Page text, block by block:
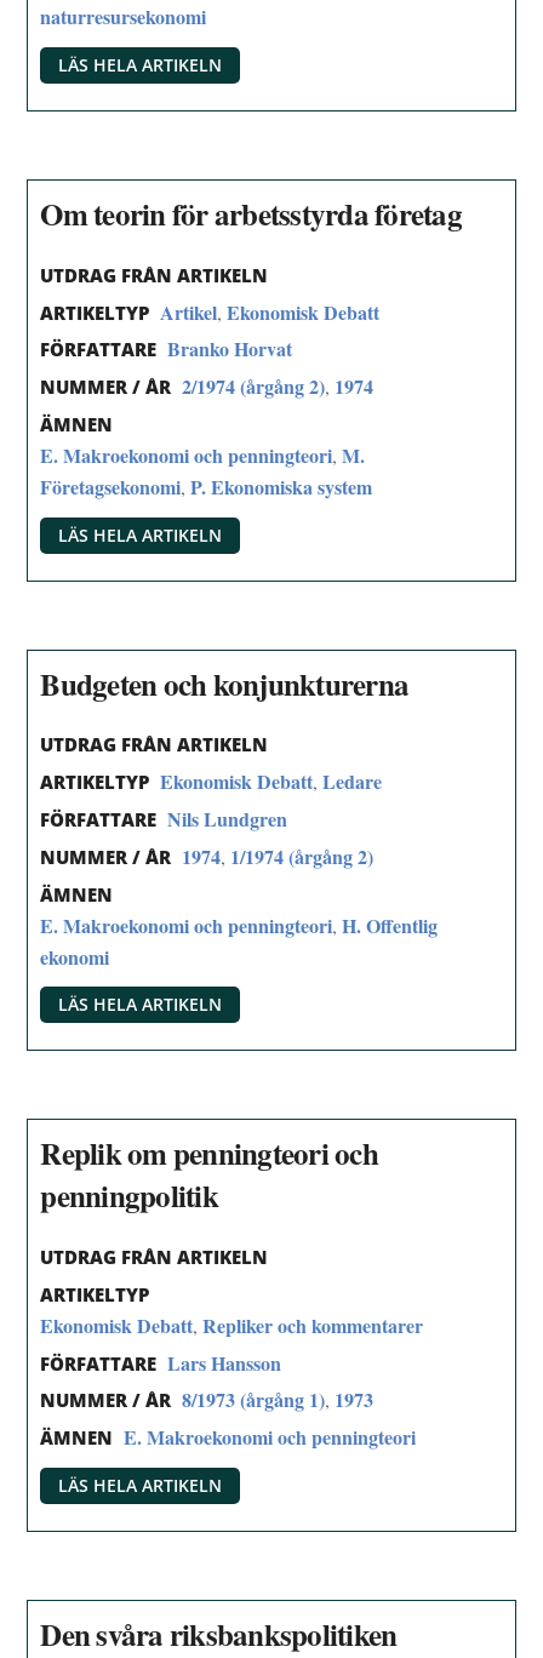
naturresursekonomi
LÄS HELA ARTIKELN
Om teorin för arbetsstyrda företag
UTDRAG FRÅN ARTIKELN
ARTIKELTYP Artikel,Ekonomisk Debatt
FÖRFATTARE Branko Horvat
NUMMER / ÅR 2/1974 (årgång 2), 1974
ÄMNEN
E. Makroekonomi och penningteori,M.
Företagsekonomi,P. Ekonomiska system
LÄS HELA ARTIKELN
Budgeten och konjunkturerna
UTDRAG FRÅN ARTIKELN
ARTIKELTYP Ekonomisk Debatt,Ledare
FÖRFATTARE Nils Lundgren
NUMMER / ÅR 1974, 1/1974 (årgång 2)
ÄMNEN
E. Makroekonomi och penningteori,H. Offentlig
ekonomi
LÄS HELA ARTIKELN
Replik om penningteori och
penningpolitik
UTDRAG FRÅN ARTIKELN
ARTIKELTYP
Ekonomisk Debatt,Repliker och kommentarer
FÖRFATTARE Lars Hansson
NUMMER / ÅR 8/1973 (årgång 1), 1973
ÄMNEN E. Makroekonomi och penningteori
LÄS HELA ARTIKELN
Den svåra riksbankspolitiken